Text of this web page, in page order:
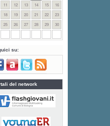
11 12 13 14 15
16
18 19 20 21 22
23
25 26 27 28 29
30
su:
del network